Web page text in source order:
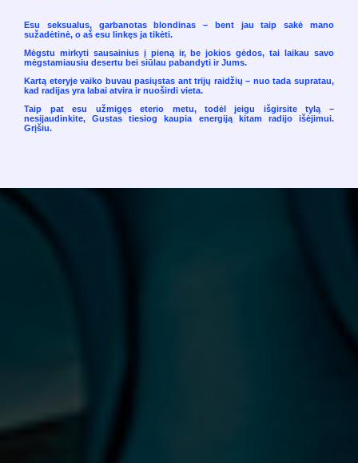
Esu seksualus, garbanotas blondinas – bent jau taip sakė mano
sužadėtinė, o aš esu linkęs ja tikėti.
Mėgstu mirkyti sausainius į pieną ir, be jokios gėdos, tai laikau savo
mėgstamiausiu desertu bei siūlau pabandyti ir Jums.
Kartą eteryje vaiko buvau pasiųstas ant trijų raidžių – nuo tada supratau,
kad radijas yra labai atvira ir nuoširdi vieta.
Taip pat esu užmigęs eterio metu, todėl jeigu išgirsite tylą –
nesijaudinkite, Gustas tiesiog kaupia energiją kitam radijo išėjimui.
Grįšiu.